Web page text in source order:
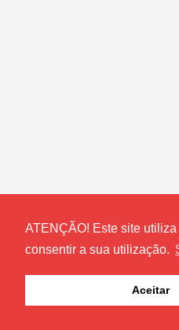
ATENÇÃO! Este site
consentir a sua utilização.
Aceitar